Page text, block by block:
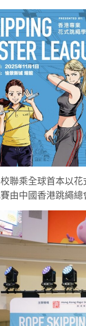
聯乘全球首本以
由中國香港跳繩